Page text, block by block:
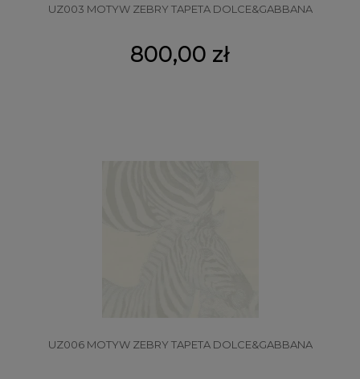
UZ003 MOTYW ZEBRY TAPETA DOLCE&GABBANA
800,00 zł
UZ006 MOTYW ZEBRY TAPETA DOLCE&GABBANA